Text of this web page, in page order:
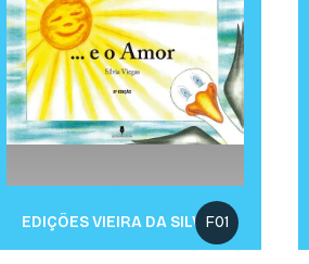
F01
EDIÇÕES VIEIRA DA SILVA